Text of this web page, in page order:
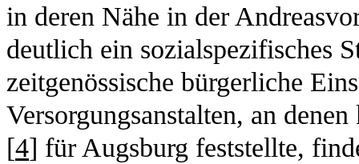
in deren Nähe in der
deutlich ein sozialspezifisches
zeitgenössische bürgerliche
Versorgungsanstalten, an
[4] für Augsburg feststellte,